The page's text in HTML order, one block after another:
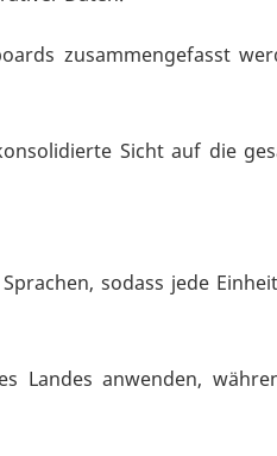
zusammengefasst
Sicht auf die
sodass jede
Landes anwenden,